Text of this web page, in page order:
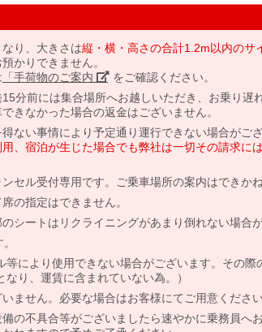
なり、大きさは縦・横・高さの合計1.2m以内のサ
かりできません。
「手荷物のご案内」 をご確認ください。
分前には集合場所へお越しいただき、お乗り遅
きなかった場合の返金はございません。
ない事情により予定通り運行できない場合がござ
、宿泊が生じた場合でも弊社は一切その請求に
セル受付専用です。ご乗車場所の案内はできかね
の指定はできません。
シートはリクライニングがあまり倒れない場合が
等により使用できない場合がございます。その
り、運賃に含まれていない為。）
ません。必要な場合はお客様にてご用意ください
の不具合等がございましたら速やかに乗務員へ